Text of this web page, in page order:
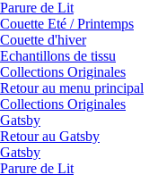
Parure de Lit
Couette Eté / Printemps
Couette d'hiver
Echantillons de tissu
Collections Originales
Retour au menu principal
Collections Originales
Gatsby
Retour au Gatsby
Gatsby
Parure de Lit